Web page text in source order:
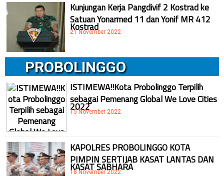
Kunjungan Kerja Pangdivif 2 Kostrad ke
Satuan Yonarmed 11 dan Yonif MR 412
Kostrad
21 November 2022
PROBOLINGGO
ISTIMEWA!!Kota Probolinggo Terpilih
sebagai Pemenang Global We Love Cities
2022
15 November 2022
KAPOLRES PROBOLINGGO KOTA
PIMPIN SERTIJAB KASAT LANTAS DAN
KASAT SABHARA
18 November 2022